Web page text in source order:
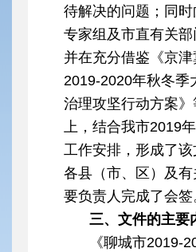
待解决的问题；同时
专家组及市直有关部
并在充分借鉴《京
2019-2020年秋冬季
治理攻坚行动方案
上，结合我市2019
工作安排，形成了该
各县（市、区）及
要负责人完成了会签
三、文件的主要
《聊城市2019-